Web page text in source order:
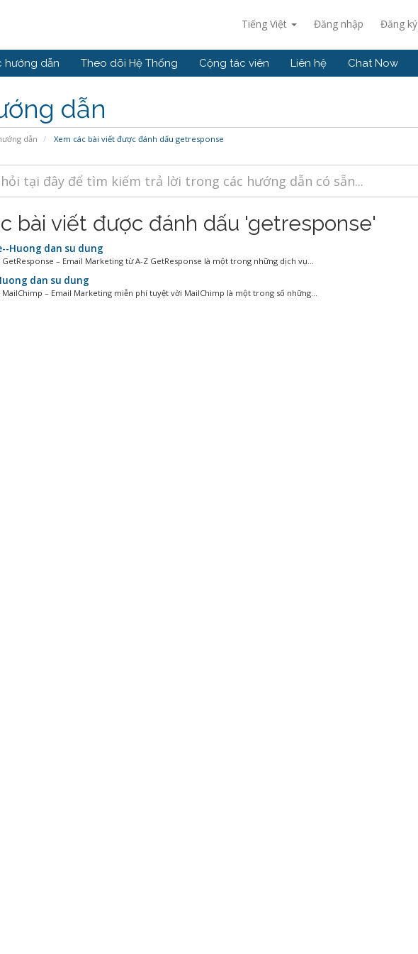
Tiếng Việt Đăng nhập Đăng ký
hướng dẫn Theo dõi Hệ Thống Cộng tác viên Liên hệ Chat Now
dẫn
dẫn Xem các bài viết được đánh dấu getresponse
bài viết được đánh dấu 'getresponse'
Huong dan su dung
GetResponse – Email Marketing từ A-Z GetResponse là một trong những dịch vụ...
dan su dung
MailChimp – Email Marketing miễn phí tuyệt vời MailChimp là một trong số những...